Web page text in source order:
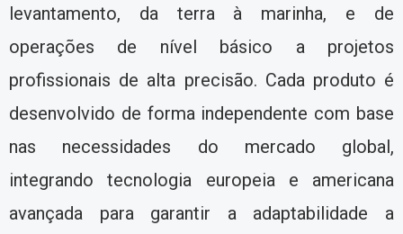
levantamento, da terra à marinha, e de
operações de nível básico a projetos
profissionais de alta precisão. Cada produto é
desenvolvido de forma independente com base
nas necessidades do mercado global,
integrando tecnologia europeia e americana
avançada para garantir a adaptabilidade a